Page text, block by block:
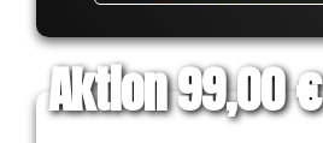
Aktion 99,00 €